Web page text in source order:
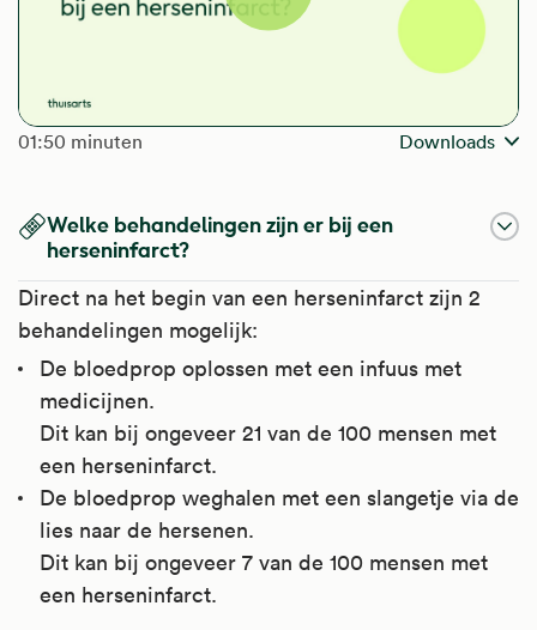
Video
afspelen
The length of the video is
01:50 minuten Downloads
Welke behandelingen zijn er bij een
herseninfarct?
Direct na het begin van een herseninfarct zijn 2
behandelingen mogelijk:
De bloedprop oplossen met een infuus met
medicijnen.
Dit kan bij ongeveer 21 van de 100 mensen met
een herseninfarct.
De bloedprop weghalen met een slangetje via de
lies naar de hersenen.
Dit kan bij ongeveer 7 van de 100 mensen met
een herseninfarct.